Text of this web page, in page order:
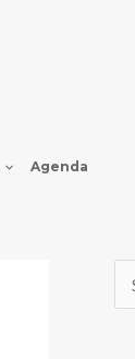
Agenda